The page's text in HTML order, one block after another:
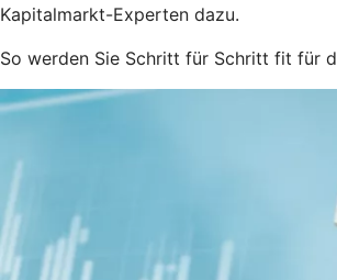
Kapitalmarkt-Experten dazu.
So werden Sie Schritt für Schritt fit für